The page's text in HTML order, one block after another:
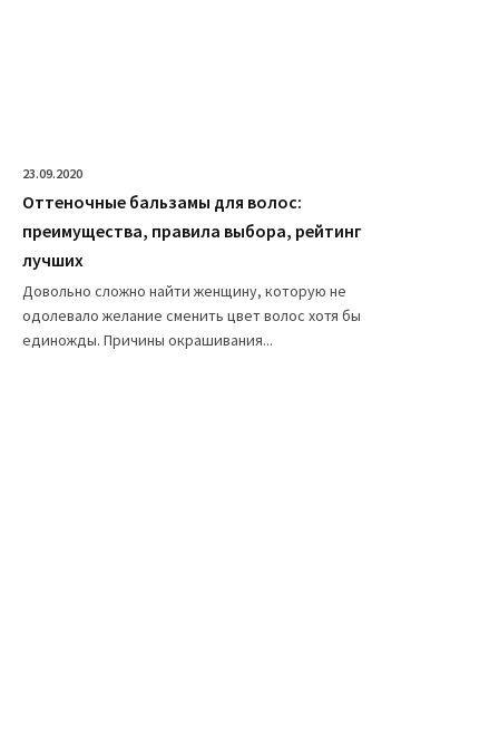
23.09.2020
Оттеночные бальзамы для волос:
преимущества, правила выбора, рейтинг
лучших
Довольно сложно найти женщину, которую не
одолевало желание сменить цвет волос хотя бы
единожды. Причины окрашивания...